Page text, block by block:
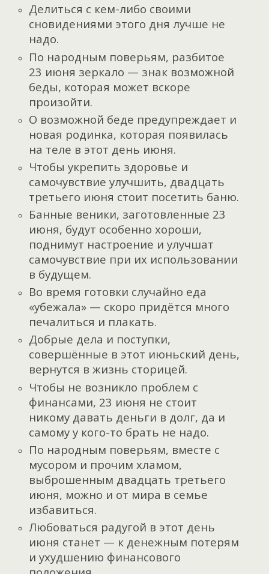
Делиться с кем-либо своими
сновидениями этого дня лучше не
надо.
По народным поверьям, разбитое
23 июня зеркало — знак возможной
беды, которая может вскоре
произойти.
О возможной беде предупреждает и
новая родинка, которая появилась
на теле в этот день июня.
Чтобы укрепить здоровье и
самочувствие улучшить, двадцать
третьего июня стоит посетить баню.
Банные веники, заготовленные 23
июня, будут особенно хороши,
поднимут настроение и улучшат
самочувствие при их использовании
в будущем.
Во время готовки случайно еда
«убежала» — скоро придётся много
печалиться и плакать.
Добрые дела и поступки,
совершённые в этот июньский день,
вернутся в жизнь сторицей.
Чтобы не возникло проблем с
финансами, 23 июня не стоит
никому давать деньги в долг, да и
самому у кого-то брать не надо.
По народным поверьям, вместе с
мусором и прочим хламом,
выброшенным двадцать третьего
июня, можно и от мира в семье
избавиться.
Любоваться радугой в этот день
июня станет — к денежным потерям
и ухудшению финансового